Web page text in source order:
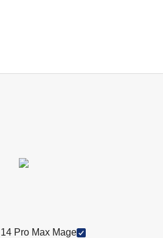
14 Pro Max Mage